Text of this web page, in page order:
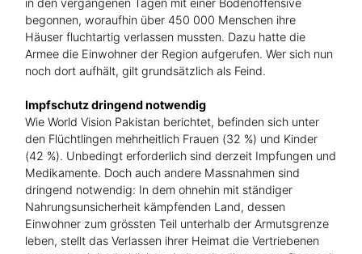
begonnen, woraufhin über 450 000 Menschen ihre
Häuser fluchtartig verlassen mussten. Dazu hatte die
Armee die Einwohner der Region aufgerufen. Wer sich nun
noch dort aufhält, gilt grundsätzlich als Feind.
Impfschutz dringend notwendig
Wie World Vision Pakistan berichtet, befinden sich unter
den Flüchtlingen mehrheitlich Frauen (32 %) und Kinder
(42 %). Unbedingt erforderlich sind derzeit Impfungen und
Medikamente. Doch auch andere Massnahmen sind
dringend notwendig: In dem ohnehin mit ständiger
Nahrungsunsicherheit kämpfenden Land, dessen
Einwohner zum grössten Teil unterhalb der Armutsgrenze
leben, stellt das Verlassen ihrer Heimat die Vertriebenen